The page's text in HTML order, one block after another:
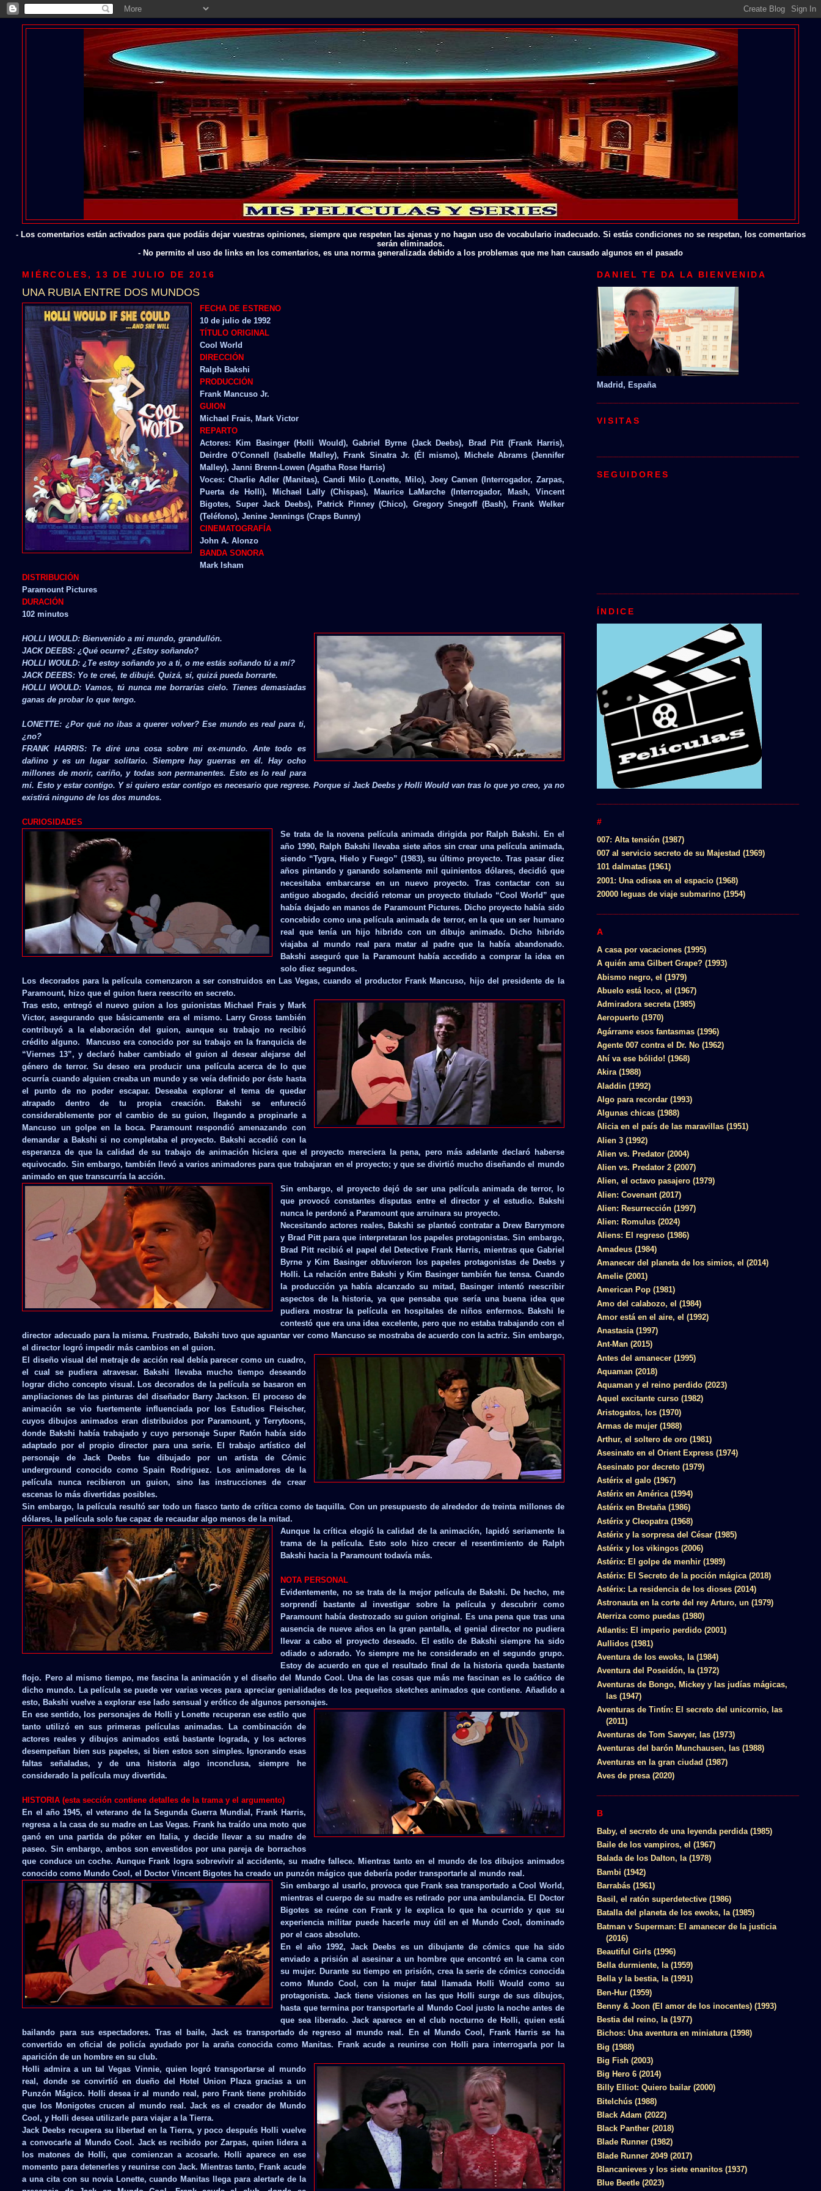
- Los comentarios están activados para que podáis dejar vuestras opiniones, siempre que respeten las ajenas y no hagan uso de vocabulario inadecuado. Si estás condiciones no se respetan, los comentarios
serán eliminados.
- No permito el uso de links en los comentarios, es una norma generalizada debido a los problemas que me han causado algunos en el pasado
MIÉRCOLES, 13 DE JULIO DE 2016
UNA RUBIA ENTRE DOS MUNDOS
FECHA DE ESTRENO
10 de julio de 1992
TÍTULO ORIGINAL
Cool World
DIRECCIÓN
Ralph Bakshi
PRODUCCIÓN
Frank Mancuso Jr.
GUION
Michael Frais, Mark Victor
REPARTO
Actores: Kim Basinger (Holli Would), Gabriel Byrne (Jack Deebs), Brad Pitt (Frank Harris),
Deirdre O’Connell (Isabelle Malley), Frank Sinatra Jr. (Él mismo), Michele Abrams (Jennifer
Malley), Janni Brenn-Lowen (Agatha Rose Harris)
Voces: Charlie Adler (Manitas), Candi Milo (Lonette, Milo), Joey Camen (Interrogador, Zarpas,
Puerta de Holli), Michael Lally (Chispas), Maurice LaMarche (Interrogador, Mash, Vincent
Bigotes, Super Jack Deebs), Patrick Pinney (Chico), Gregory Snegoff (Bash), Frank Welker
(Teléfono), Jenine Jennings (Craps Bunny)
CINEMATOGRAFÍA
John A. Alonzo
BANDA SONORA
Mark Isham
DISTRIBUCIÓN
Paramount Pictures
DURACIÓN
102 minutos
HOLLI WOULD: Bienvenido a mi mundo, grandullón.
JACK DEEBS: ¿Qué ocurre? ¿Estoy soñando?
HOLLI WOULD: ¿Te estoy soñando yo a ti, o me estás soñando tú a mí?
JACK DEEBS: Yo te creé, te dibujé. Quizá, sí, quizá pueda borrarte.
HOLLI WOULD: Vamos, tú nunca me borrarías cielo. Tienes demasiadas
ganas de probar lo que tengo.
LONETTE: ¿Por qué no ibas a querer volver? Ese mundo es real para ti,
¿no?
FRANK HARRIS: Te diré una cosa sobre mi ex-mundo. Ante todo es
dañino y es un lugar solitario. Siempre hay guerras en él. Hay ocho
millones de morir, cariño, y todas son permanentes. Esto es lo real para
mí. Esto y estar contigo. Y si quiero estar contigo es necesario que regrese. Porque si Jack Deebs y Holli Would van tras lo que yo creo, ya no
existirá ninguno de los dos mundos.
CURIOSIDADES
Se trata de la novena película animada dirigida por Ralph Bakshi. En el
año 1990, Ralph Bakshi llevaba siete años sin crear una película animada,
siendo “Tygra, Hielo y Fuego” (1983), su último proyecto. Tras pasar diez
años pintando y ganando solamente mil quinientos dólares, decidió que
necesitaba embarcarse en un nuevo proyecto. Tras contactar con su
antiguo abogado, decidió retomar un proyecto titulado “Cool World” que
había dejado en manos de Paramount Pictures. Dicho proyecto había sido
concebido como una película animada de terror, en la que un ser humano
real que tenía un hijo hibrido con un dibujo animado. Dicho hibrido
viajaba al mundo real para matar al padre que la había abandonado.
Bakshi aseguró que la Paramount había accedido a comprar la idea en
solo diez segundos.
Los decorados para la película comenzaron a ser construidos en Las Vegas, cuando el productor Frank Mancuso, hijo del presidente de la
Paramount, hizo que el guion fuera reescrito en secreto.
Tras esto, entregó el nuevo guion a los guionistas Michael Frais y Mark
Victor, asegurando que básicamente era el mismo. Larry Gross también
contribuyó a la elaboración del guion, aunque su trabajo no recibió
crédito alguno. Mancuso era conocido por su trabajo en la franquicia de
“Viernes 13”, y declaró haber cambiado el guion al desear alejarse del
género de terror. Su deseo era producir una película acerca de lo que
ocurría cuando alguien creaba un mundo y se veía definido por éste hasta
el punto de no poder escapar. Deseaba explorar el tema de quedar
atrapado dentro de tu propia creación. Bakshi se enfureció
considerablemente por el cambio de su guion, llegando a propinarle a
Mancuso un golpe en la boca. Paramount respondió amenazando con
demandar a Bakshi si no completaba el proyecto. Bakshi accedió con la
esperanza de que la calidad de su trabajo de animación hiciera que el proyecto mereciera la pena, pero más adelante declaró haberse
equivocado. Sin embargo, también llevó a varios animadores para que trabajaran en el proyecto; y que se divirtió mucho diseñando el mundo
animado en que transcurría la acción.
Sin embargo, el proyecto dejó de ser una película animada de terror, lo
que provocó constantes disputas entre el director y el estudio. Bakshi
nunca le perdonó a Paramount que arruinara su proyecto.
Necesitando actores reales, Bakshi se planteó contratar a Drew Barrymore
y Brad Pitt para que interpretaran los papeles protagonistas. Sin embargo,
Brad Pitt recibió el papel del Detective Frank Harris, mientras que Gabriel
Byrne y Kim Basinger obtuvieron los papeles protagonistas de Deebs y
Holli. La relación entre Bakshi y Kim Basinger también fue tensa. Cuando
la producción ya había alcanzado su mitad, Basinger intentó reescribir
aspectos de la historia, ya que pensaba que sería una buena idea que
pudiera mostrar la película en hospitales de niños enfermos. Bakshi le
contestó que era una idea excelente, pero que no estaba trabajando con el
director adecuado para la misma. Frustrado, Bakshi tuvo que aguantar ver como Mancuso se mostraba de acuerdo con la actriz. Sin embargo,
el director logró impedir más cambios en el guion.
El diseño visual del metraje de acción real debía parecer como un cuadro,
el cual se pudiera atravesar. Bakshi llevaba mucho tiempo deseando
lograr dicho concepto visual. Los decorados de la película se basaron en
ampliaciones de las pinturas del diseñador Barry Jackson. El proceso de
animación se vio fuertemente influenciada por los Estudios Fleischer,
cuyos dibujos animados eran distribuidos por Paramount, y Terrytoons,
donde Bakshi había trabajado y cuyo personaje Super Ratón había sido
adaptado por el propio director para una serie. El trabajo artístico del
personaje de Jack Deebs fue dibujado por un artista de Cómic
underground conocido como Spain Rodriguez. Los animadores de la
película nunca recibieron un guion, sino las instrucciones de crear
escenas lo más divertidas posibles.
Sin embargo, la película resultó ser todo un fiasco tanto de crítica como de taquilla. Con un presupuesto de alrededor de treinta millones de
dólares, la película solo fue capaz de recaudar algo menos de la mitad.
Aunque la crítica elogió la calidad de la animación, lapidó seriamente la
trama de la película. Esto solo hizo crecer el resentimiento de Ralph
Bakshi hacia la Paramount todavía más.
NOTA PERSONAL
Evidentemente, no se trata de la mejor película de Bakshi. De hecho, me
sorprendí bastante al investigar sobre la película y descubrir como
Paramount había destrozado su guion original. Es una pena que tras una
ausencia de nueve años en la gran pantalla, el genial director no pudiera
llevar a cabo el proyecto deseado. El estilo de Bakshi siempre ha sido
odiado o adorado. Yo siempre me he considerado en el segundo grupo.
Estoy de acuerdo en que el resultado final de la historia queda bastante
flojo. Pero al mismo tiempo, me fascina la animación y el diseño del Mundo Cool. Una de las cosas que más me fascinan es lo caótico de
dicho mundo. La película se puede ver varias veces para apreciar genialidades de los pequeños sketches animados que contiene. Añadido a
esto, Bakshi vuelve a explorar ese lado sensual y erótico de algunos personajes.
En ese sentido, los personajes de Holli y Lonette recuperan ese estilo que
tanto utilizó en sus primeras películas animadas. La combinación de
actores reales y dibujos animados está bastante lograda, y los actores
desempeñan bien sus papeles, si bien estos son simples. Ignorando esas
faltas señaladas, y de una historia algo inconclusa, siempre he
considerado la película muy divertida.
HISTORIA (esta sección contiene detalles de la trama y el argumento)
En el año 1945, el veterano de la Segunda Guerra Mundial, Frank Harris,
regresa a la casa de su madre en Las Vegas. Frank ha traído una moto que
ganó en una partida de póker en Italia, y decide llevar a su madre de
paseo. Sin embargo, ambos son envestidos por una pareja de borrachos
que conduce un coche. Aunque Frank logra sobrevivir al accidente, su madre fallece. Mientras tanto en el mundo de los dibujos animados
conocido como Mundo Cool, el Doctor Vincent Bigotes ha creado un punzón mágico que debería poder transportarle al mundo real.
Sin embargo al usarlo, provoca que Frank sea transportado a Cool World,
mientras el cuerpo de su madre es retirado por una ambulancia. El Doctor
Bigotes se reúne con Frank y le explica lo que ha ocurrido y que su
experiencia militar puede hacerle muy útil en el Mundo Cool, dominado
por el caos absoluto.
En el año 1992, Jack Deebs es un dibujante de cómics que ha sido
enviado a prisión al asesinar a un hombre que encontró en la cama con
su mujer. Durante su tiempo en prisión, crea la serie de cómics conocida
como Mundo Cool, con la mujer fatal llamada Holli Would como su
protagonista. Jack tiene visiones en las que Holli surge de sus dibujos,
hasta que termina por transportarle al Mundo Cool justo la noche antes de
que sea liberado. Jack aparece en el club nocturno de Holli, quien está
bailando para sus espectadores. Tras el baile, Jack es transportado de regreso al mundo real. En el Mundo Cool, Frank Harris se ha
convertido en oficial de policía ayudado por la araña conocida como Manitas. Frank acude a reunirse con Holli para interrogarla por la
aparición de un hombre en su club.
Holli admira a un tal Vegas Vinnie, quien logró transportarse al mundo
real, donde se convirtió en dueño del Hotel Union Plaza gracias a un
Punzón Mágico. Holli desea ir al mundo real, pero Frank tiene prohibido
que los Monigotes crucen al mundo real. Jack es el creador de Mundo
Cool, y Holli desea utilizarle para viajar a la Tierra.
Jack Deebs recupera su libertad en la Tierra, y poco después Holli vuelve
a convocarle al Mundo Cool. Jack es recibido por Zarpas, quien lidera a
los matones de Holli, que comienzan a acosarle. Holli aparece en ese
momento para detenerles y reunirse con Jack. Mientras tanto, Frank acude
a una cita con su novia Lonette, cuando Manitas llega para alertarle de la
DANIEL TE DA LA BIENVENIDA
Madrid, España
VISITAS
SEGUIDORES
ÍNDICE
#
007: Alta tensión (1987)
007 al servicio secreto de su Majestad (1969)
101 dalmatas (1961)
2001: Una odisea en el espacio (1968)
20000 leguas de viaje submarino (1954)
A
A casa por vacaciones (1995)
A quién ama Gilbert Grape? (1993)
Abismo negro, el (1979)
Abuelo está loco, el (1967)
Admiradora secreta (1985)
Aeropuerto (1970)
Agárrame esos fantasmas (1996)
Agente 007 contra el Dr. No (1962)
Ahí va ese bólido! (1968)
Akira (1988)
Aladdin (1992)
Algo para recordar (1993)
Algunas chicas (1988)
Alicia en el país de las maravillas (1951)
Alien 3 (1992)
Alien vs. Predator (2004)
Alien vs. Predator 2 (2007)
Alien, el octavo pasajero (1979)
Alien: Covenant (2017)
Alien: Resurrección (1997)
Alien: Romulus (2024)
Aliens: El regreso (1986)
Amadeus (1984)
Amanecer del planeta de los simios, el (2014)
Amelie (2001)
American Pop (1981)
Amo del calabozo, el (1984)
Amor está en el aire, el (1992)
Anastasia (1997)
Ant-Man (2015)
Antes del amanecer (1995)
Aquaman (2018)
Aquaman y el reino perdido (2023)
Aquel excitante curso (1982)
Aristogatos, los (1970)
Armas de mujer (1988)
Arthur, el soltero de oro (1981)
Asesinato en el Orient Express (1974)
Asesinato por decreto (1979)
Astérix el galo (1967)
Astérix en América (1994)
Astérix en Bretaña (1986)
Astérix y Cleopatra (1968)
Astérix y la sorpresa del César (1985)
Astérix y los vikingos (2006)
Astérix: El golpe de menhir (1989)
Astérix: El Secreto de la poción mágica (2018)
Astérix: La residencia de los dioses (2014)
Astronauta en la corte del rey Arturo, un (1979)
Aterriza como puedas (1980)
Atlantis: El imperio perdido (2001)
Aullidos (1981)
Aventura de los ewoks, la (1984)
Aventura del Poseidón, la (1972)
Aventuras de Bongo, Mickey y las judías mágicas,
las (1947)
Aventuras de Tintín: El secreto del unicornio, las
(2011)
Aventuras de Tom Sawyer, las (1973)
Aventuras del barón Munchausen, las (1988)
Aventuras en la gran ciudad (1987)
Aves de presa (2020)
B
Baby, el secreto de una leyenda perdida (1985)
Baile de los vampiros, el (1967)
Balada de los Dalton, la (1978)
Bambi (1942)
Barrabás (1961)
Basil, el ratón superdetective (1986)
Batalla del planeta de los ewoks, la (1985)
Batman v Superman: El amanecer de la justicia
(2016)
Beautiful Girls (1996)
Bella durmiente, la (1959)
Bella y la bestia, la (1991)
Ben-Hur (1959)
Benny & Joon (El amor de los inocentes) (1993)
Bestia del reino, la (1977)
Bichos: Una aventura en miniatura (1998)
Big (1988)
Big Fish (2003)
Big Hero 6 (2014)
Billy Elliot: Quiero bailar (2000)
Bitelchús (1988)
Black Adam (2022)
Black Panther (2018)
Blade Runner (1982)
Blade Runner 2049 (2017)
Blancanieves y los siete enanitos (1937)
Blue Beetle (2023)